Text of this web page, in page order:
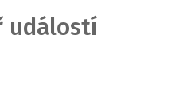
událostí